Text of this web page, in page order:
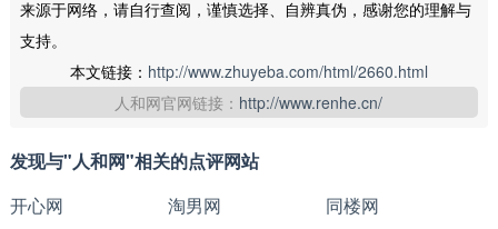
来源于网络，请自行查阅，谨慎选择、自辨真伪，感谢您的理解与
支持。
本文链接： http://www.zhuyeba.com/html/2660.html
人和网官网链接： http://www.renhe.cn/
发现与"人和网"相关的点评网站
开心网
淘男网
同楼网